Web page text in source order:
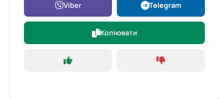
Viber Telegram
Копіювати